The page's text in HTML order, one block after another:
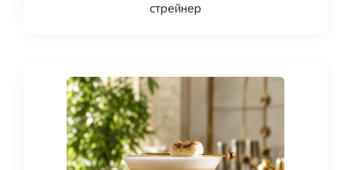
стрейнер